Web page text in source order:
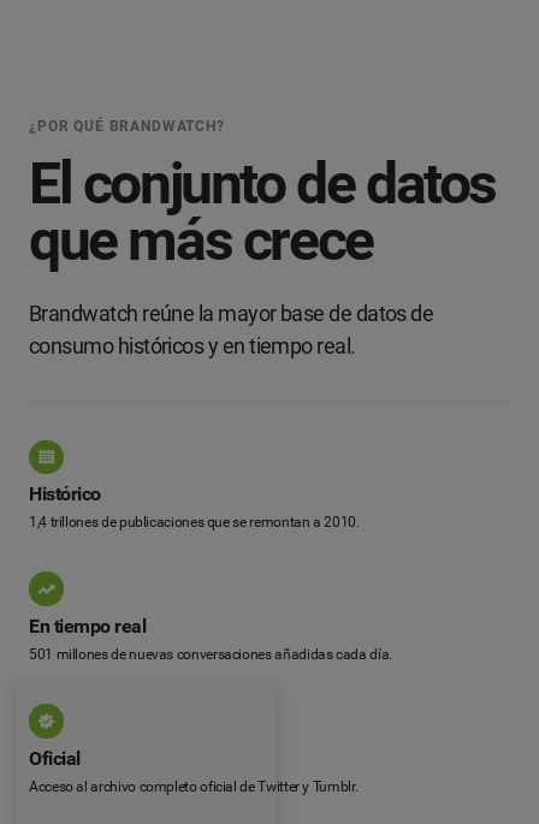
¿POR QUÉ BRANDWATCH?
El conjunto de datos
que más crece
Brandwatch reúne la mayor base de datos de
consumo históricos y en tiempo real.
Histórico
1,4 trillones de publicaciones que se remontan a 2010.
En tiempo real
501 millones de nuevas conversaciones añadidas cada día.
Oficial
Acceso al archivo completo oficial de Twitter y Tumblr.